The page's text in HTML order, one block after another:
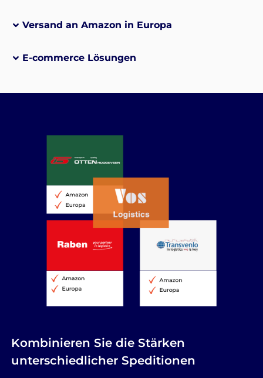
Versand an Amazon in Europa
E-commerce Lösungen
Kombinieren Sie die Stärken
unterschiedlicher Speditionen